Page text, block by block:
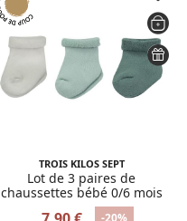
TROIS KILOS SEPT
Lot de 3 paires de
chaussettes bébé 0/6 mois